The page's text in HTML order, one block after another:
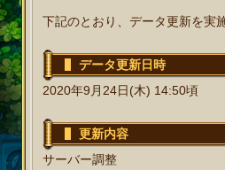
下記のとおり、データ更新を実
データ更新日時
2020年9月24日(木) 14:50頃
更新内容
サーバー調整